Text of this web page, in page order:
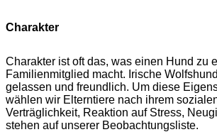
Charakter
Charakter ist oft das, was einen Hund zu
Familienmitglied macht. Irische
gelassen und freundlich. Um diese
wählen wir Elterntiere nach ihrem
Verträglichkeit, Reaktion auf Stress,
stehen auf unserer Beobachtungsliste.